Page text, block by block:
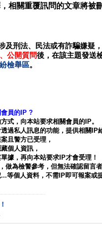
相關重覆訊問的文章將被刪
及刑法、民法或有詐騙嫌疑
公開質問後，在該主題發送
檢舉區。
會員的IP ?
式，向本站要求相關會員的IP。
私人訊息的功能，提供相關IP
且警方已受理，
個人資訊，
，再向本站要求IP才會受理！
做為檢警參考，但無法確認留言者
個人資料，不需IP即可報案或提